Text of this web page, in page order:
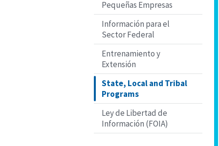
Pequeñas Empresas
Información para el
Sector Federal
Entrenamiento y
Extensión
State, Local and Tribal
Programs
Ley de Libertad de
Información (FOIA)